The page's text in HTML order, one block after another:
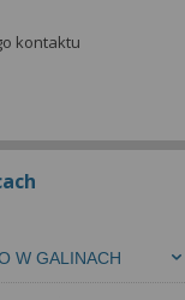
kontaktu
W GALINACH